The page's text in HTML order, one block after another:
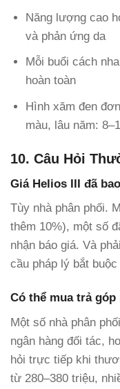
Năng lượng cao
và phản ứng da
Mỗi buổi cách
hoàn toàn
Hình xăm đen
màu, lâu năm:
10. Câu Hỏi
Giá Helios III đã
Tùy nhà phân phối.
thêm 10%), một số
nhận báo giá. Và
cầu pháp lý bắt
Có thể mua trả
Một số nhà phân
ngân hàng đối tác,
hỏi trực tiếp khi
từ 280–380 triệu,